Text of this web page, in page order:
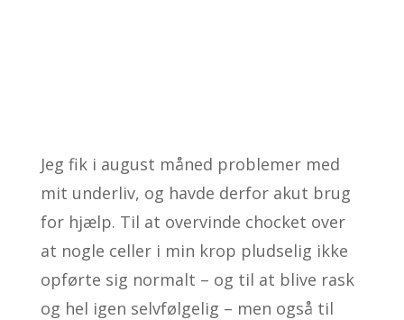
Jeg fik i august måned problemer med
mit underliv, og havde derfor akut brug
for hjælp. Til at overvinde chocket over
at nogle celler i min krop pludselig ikke
opførte sig normalt – og til at blive rask
og hel igen selvfølgelig – men også til